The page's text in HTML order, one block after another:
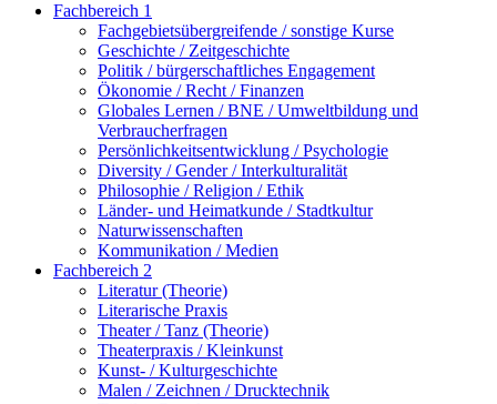
Fachbereich 1
Fachgebietsübergreifende / sonstige Kurse
Geschichte / Zeitgeschichte
Politik / bürgerschaftliches Engagement
Ökonomie / Recht / Finanzen
Globales Lernen / BNE / Umweltbildung und
Verbraucherfragen
Persönlichkeitsentwicklung / Psychologie
Diversity / Gender / Interkulturalität
Philosophie / Religion / Ethik
Länder- und Heimatkunde / Stadtkultur
Naturwissenschaften
Kommunikation / Medien
Fachbereich 2
Literatur (Theorie)
Literarische Praxis
Theater / Tanz (Theorie)
Theaterpraxis / Kleinkunst
Kunst- / Kulturgeschichte
Malen / Zeichnen / Drucktechnik